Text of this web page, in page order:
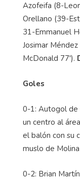
Azofeifa (8-
Orellano (39-
31-Emmanuel
Josimar
McDonald 77').
Goles
0-1: Autogol de
un centro al
el balón con su
muslo de
0-2: Brian